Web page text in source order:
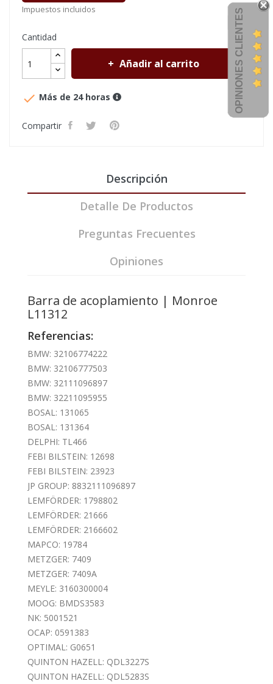
Impuestos incluidos
Cantidad
Añadir al carrito
 Más de 24 horas
Compartir
Descripción
Detalle De Productos
Preguntas Frecuentes
Opiniones
Barra de acoplamiento | Monroe
L11312
Referencias:
BMW: 32106774222
BMW: 32106777503
BMW: 32111096897
BMW: 32211095955
BOSAL: 131065
BOSAL: 131364
DELPHI: TL466
FEBI BILSTEIN: 12698
FEBI BILSTEIN: 23923
JP GROUP: 8832111096897
LEMFÖRDER: 1798802
LEMFÖRDER: 21666
LEMFÖRDER: 2166602
MAPCO: 19784
METZGER: 7409
METZGER: 7409A
MEYLE: 3160300004
MOOG: BMDS3583
NK: 5001521
OCAP: 0591383
OPTIMAL: G0651
QUINTON HAZELL: QDL3227S
QUINTON HAZELL: QDL5283S
OPINIONES CLIENTES